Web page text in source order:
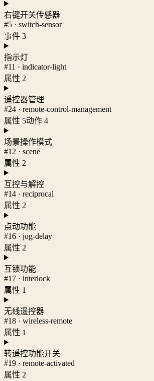
右键开关传感器
#5 · switch-sensor
事件 3
指示灯
#11 · indicator-light
属性 2
遥控器管理
#24 · remote-control-management
属性 5动作 4
场景操作模式
#12 · scene
属性 2
互控与解控
#14 · reciprocal
属性 2
点动功能
#16 · jog-delay
属性 2
互锁功能
#17 · interlock
属性 1
无线遥控器
#18 · wireless-remote
属性 1
转遥控功能开关
#19 · remote-activated
属性 2